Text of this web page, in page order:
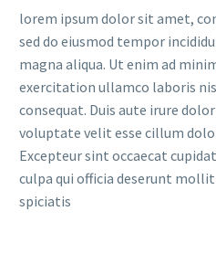
lorem ipsum dolor sit amet,
sed do eiusmod tempor
magna aliqua. Ut enim ad
exercitation ullamco laboris
consequat. Duis aute irure
voluptate velit esse cillum
Excepteur sint occaecat
culpa qui officia deserunt
spiciatis